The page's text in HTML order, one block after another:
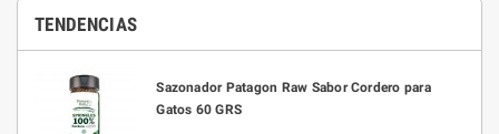
TENDENCIAS
Sazonador Patagon Raw Sabor Cordero para
Gatos 60 GRS